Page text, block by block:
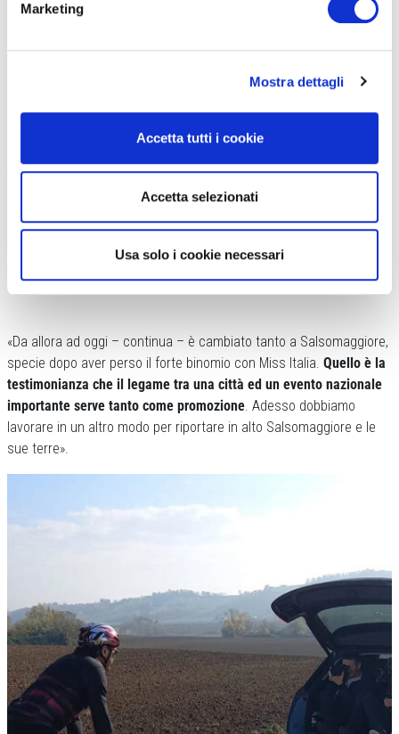
Marketing
Mostra dettagli
Accetta tutti i cookie
Accetta selezionati
Usa solo i cookie necessari
«Se col Giro era stata una toccata e fuga – scava nella memoria
Chiappucci – di certo non lo è stato qualche anno dopo.
finale di Miss Italia. Ero nel pieno della carriera e mi era
riconosciuta anche una certa popolarità. Era un ambiente diverso
dal mio, però mi era piaciuto avervi partecipato.Essere ad un
al Festival di Sanremo.E ricordo che vinse una ragazza di Roma
(Arianna David, ndr).
«Da allora ad oggi – continua – è cambiato tanto a Salsomaggiore,
specie dopo aver perso il forte binomio con Miss Italia. Quello è la
testimonianza che il legame tra una città ed un evento nazionale
importante serve tanto come promozione. Adesso dobbiamo
lavorare in un altro modo per riportare in alto Salsomaggiore e le
sue terre».